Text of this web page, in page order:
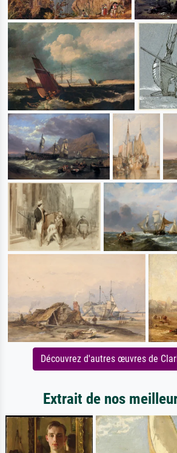
Découvrez d'autres œuvres de
Extrait de nos